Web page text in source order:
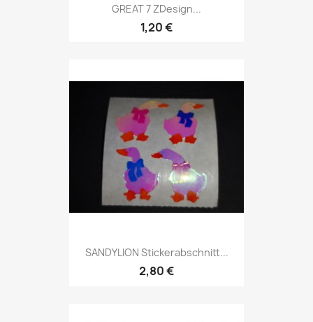
GREAT 7 ZDesign...
1,20 €
SANDYLION Stickerabschnitt...
2,80 €